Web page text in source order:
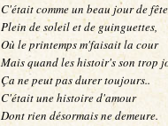
C'était comme un beau jour de
Plein de soleil et de guinguettes,
Où le printemps m'faisait la cour
Mais quand les histoir's son trop
Ça ne peut pas durer toujours..
C'était une histoire d'amour
Dont rien désormais ne demeure.